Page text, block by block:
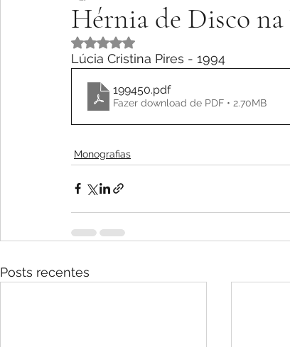
Hérnia de Disco
Avaliado com NaN de 5 estrelas.
Lúcia Cristina Pires - 1994
199450.pdf
Fazer download de PDF • 2.70MB
Monografias
Posts recentes